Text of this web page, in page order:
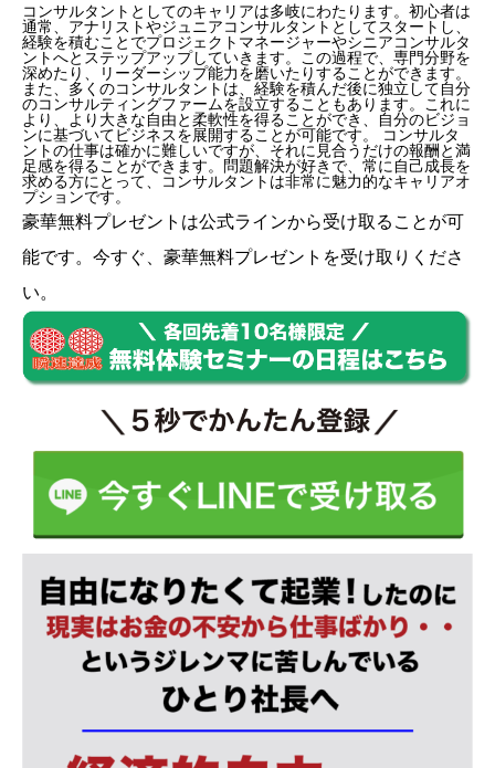
コンサルタントとしてのキャリアは多岐にわたります。初心者は
通常、アナリストやジュニアコンサルタントとしてスタートし、
経験を積むことでプロジェクトマネージャーやシニアコンサルタ
ントへとステップアップしていきます。この過程で、専門分野を
深めたり、リーダーシップ能力を磨いたりすることができます。
また、多くのコンサルタントは、経験を積んだ後に独立して自分
のコンサルティングファームを設立することもあります。これに
より、より大きな自由と柔軟性を得ることができ、自分のビジョ
ンに基づいてビジネスを展開することが可能です。 コンサルタ
ントの仕事は確かに難しいですが、それに見合うだけの報酬と満
足感を得ることができます。問題解決が好きで、常に自己成長を
求める方にとって、コンサルタントは非常に魅力的なキャリアオ
プションです。
豪華無料プレゼントは公式ラインから受け取ることが可
能です。今すぐ、豪華無料プレゼントを受け取りくださ
い。